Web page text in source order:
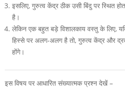
इसलिए, गुरुत्व केंद्र ठीक उसी बिंदु पर स्थित
है।
लेकिन एक बहुत बड़े विशालकाय वस्तु के लिए,
हिस्से पर अलग-अलग है तो, गुरुत्व केंद्र और
होंगे।
इस विषय पर आधारित संख्यात्मक प्रश्न देखें –